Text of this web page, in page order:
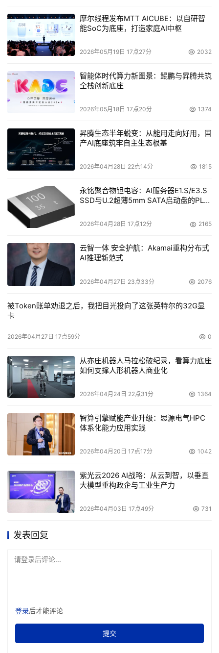
摩尔线程发布MTT AICUBE：以自研智
能SoC为底座，打造家庭AI中枢
2026年05月19日 17点27分 2032
智能体时代算力新图景：鲲鹏与昇腾共筑
全栈创新底座
2026年05月18日 17点20分 1374
昇腾生态半年蜕变：从能用走向好用，国
产AI底座筑牢自主生态根基
2026年04月28日 22点14分 1815
永铭聚合物钽电容：AI服务器E1.S/E3.S
SSD与U.2超薄5mm SATA启动盘的PLP
2026年04月28日 17点12分 2165
云智一体 安全护航：Akamai重构分布式
AI推理新范式
2026年04月27日 23点33分 2076
被Token账单劝退之后，我把目光投向了这张英特尔的32G显
卡
2026年04月27日 17点59分 0
从亦庄机器人马拉松破纪录，看算力底座
如何支撑人形机器人商业化
2026年04月24日 22点31分 1364
智算引擎赋能产业升级：思源电气HPC
体系化能力应用实践
2026年04月20日 17点17分 1042
紫光云2026 AI战略：从云到智，以垂直
大模型重构政企与工业生产力
2026年04月03日 17点49分 731
发表回复
请登录后评论...
登录后才能评论
提交